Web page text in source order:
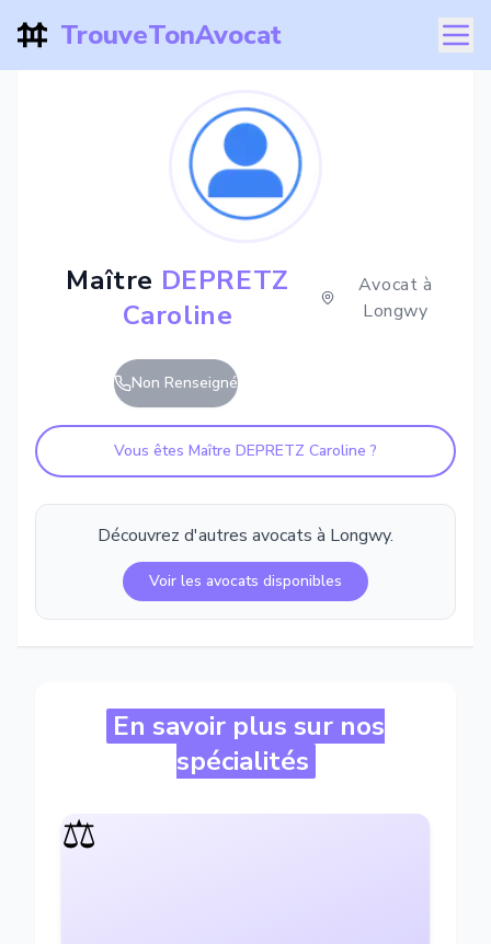
TrouveTonAvocat
Maître DEPRETZ
Caroline
Avocat à
Longwy
Non Renseigné
Vous êtes Maître DEPRETZ Caroline ?
Découvrez d'autres avocats à Longwy.
Voir les avocats disponibles
En savoir plus sur nos
spécialités
⚖️